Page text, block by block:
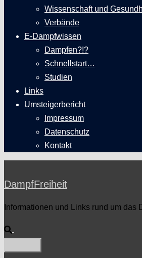
Wissenschaft und
Verbände
E-Dampfwissen
Dampfen?!?
Schnellstart…
Studien
Links
Umsteigerbericht
Impressum
Datenschutz
Kontakt
DampfFreiheit
Informationen und Links rund um das
Suche